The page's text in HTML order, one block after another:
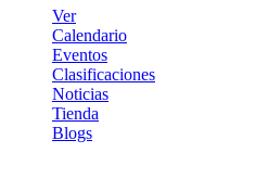
Ver
Calendario
Eventos
Clasificaciones
Noticias
Tienda
Blogs